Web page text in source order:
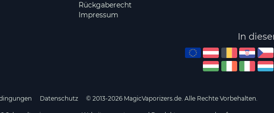
Rückgaberecht
Impressum
In
Datenschutz © 2013-2026 MagicVaporizers.de. Alle Rechte Vorbehalten.